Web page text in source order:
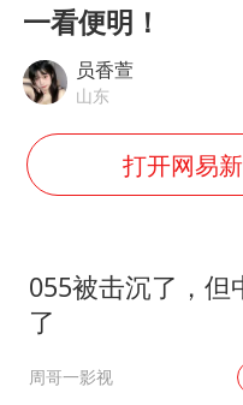
万
薛
一看便明！
员香萱
山东
打开网易
055被击沉了，但
了
周哥一影视